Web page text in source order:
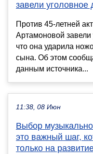
завели уголовное
Против 45-летней
Артамоновой завели
что она ударила
сына. Об этом
данным источника...
11:38, 08 Июн
Выбор
это важный шаг,
только на